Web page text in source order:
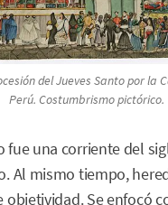
del Jueves Santo por la
Perú. Costumbrismo pictórico.
fue una corriente del
Al mismo tiempo,
objetividad. Se enfocó